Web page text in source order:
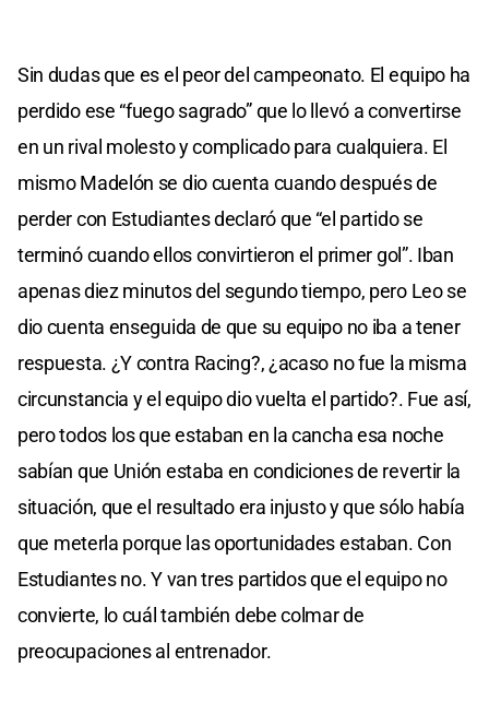
Sin dudas que es el peor del campeonato. El equipo ha
perdido ese “fuego sagrado” que lo llevó a convertirse
en un rival molesto y complicado para cualquiera. El
mismo Madelón se dio cuenta cuando después de
perder con Estudiantes declaró que “el partido se
terminó cuando ellos convirtieron el primer gol”. Iban
apenas diez minutos del segundo tiempo, pero Leo se
dio cuenta enseguida de que su equipo no iba a tener
respuesta. ¿Y contra Racing?, ¿acaso no fue la misma
circunstancia y el equipo dio vuelta el partido?. Fue así,
pero todos los que estaban en la cancha esa noche
sabían que Unión estaba en condiciones de revertir la
situación, que el resultado era injusto y que sólo había
que meterla porque las oportunidades estaban. Con
Estudiantes no. Y van tres partidos que el equipo no
convierte, lo cuál también debe colmar de
preocupaciones al entrenador.